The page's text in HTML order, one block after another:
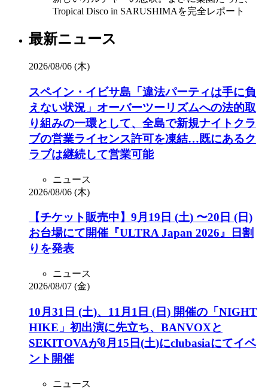
Tropical Disco in SARUSHIMAを完全レポート
最新ニュース
2026/08/06 (木)
スペイン・イビサ島「違法パーティは手に負
えない状況」オーバーツーリズムへの法的取
り組みの一環として、全島で新規ナイトクラ
ブの営業ライセンス許可を凍結…既にあるク
ラブは継続して営業可能
ニュース
2026/08/06 (木)
【チケット販売中】9月19日 (土) 〜20日 (日)
お台場にて開催『ULTRA Japan 2026』日割
りを発表
ニュース
2026/08/07 (金)
10月31日 (土)、11月1日 (日) 開催の「NIGHT
HIKE」初出演に先立ち、BANVOXと
SEKITOVAが8月15日(土)にclubasiaにてイベ
ント開催
ニュース